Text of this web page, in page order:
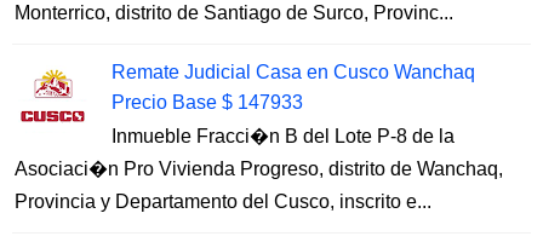
Monterrico, distrito de Santiago de Surco, Provinc...
Remate Judicial Casa en Cusco Wanchaq
Precio Base $ 147933
Inmueble Fracci�n B del Lote P-8 de la
Asociaci�n Pro Vivienda Progreso, distrito de Wanchaq,
Provincia y Departamento del Cusco, inscrito e...